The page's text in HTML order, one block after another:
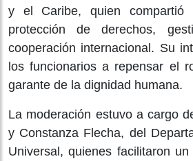
y el Caribe, quien compartió
protección de derechos,
cooperación internacional. Su
los funcionarios a repensar el
garante de la dignidad humana.
La moderación estuvo a cargo
y Constanza Flecha, del
Universal, quienes facilitaron